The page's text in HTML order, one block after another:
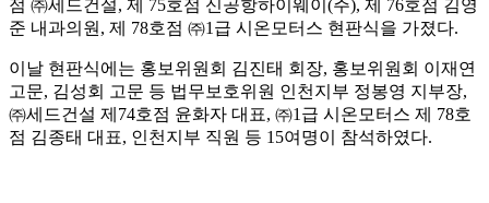
점 ㈜세드건설, 제 75호점 신공항하이웨이 (주), 제 76호점 김영
준 내과의원 , 제 78호점 ㈜1 급 시온모터스 현판식을 가졌다.
이날 현판식에는 홍보위원회 김진태 회장, 홍보위원회 이재연
고문, 김성회 고문 등 법무보호위원 인천지부 정봉영 지부장,
㈜세드건설 제 74호점 윤화자 대표, ㈜1 급 시온모터스 제 78호
점 김종태 대표, 인천지부 직원 등 15여명이 참석하였다.